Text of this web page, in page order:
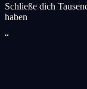
Schließe dich
haben
“